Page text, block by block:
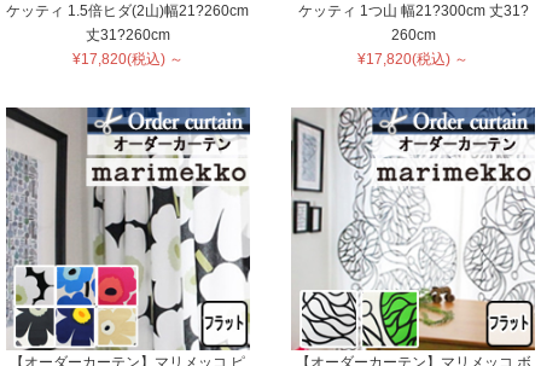
ケッティ 1.5倍ヒダ(2山)幅21?260cm
丈31?260cm
¥17,820(税込) ～
ケッティ 1つ山 幅21?300cm 丈31?
260cm
¥17,820(税込) ～